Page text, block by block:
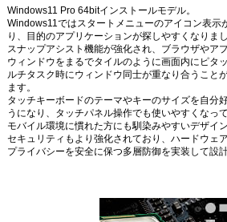
Windows11 Pro 64bitインストールモデル。
Windows11ではスタートメニューのアイコン表示
り、目的のアプリケーションが探しやすくなりまし
スナップアシスト機能が強化され、ブラウザやア
ウィンドウをまるでタイルのように画面内にピタ
ルチタスク時にウィンドウ同士が重なり合うこと
ます。
タッチキーボードのテーマやキーのサイズを自分
うになり、タッチパネル操作でも使いやすくなって
モバイル環境に慣れた方にも馴染みやすいデザイン
セキュリティもより強化されており、ハードウェ
プライバシーを安全に保つ多層防御を実装して設